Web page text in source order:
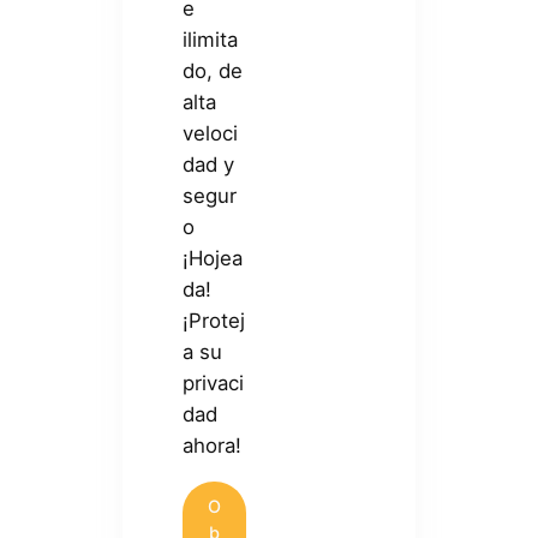
e
ilimita
do, de
alta
veloci
dad y
segur
o
¡Hojea
da!
¡Protej
a su
privaci
dad
ahora!
O
b